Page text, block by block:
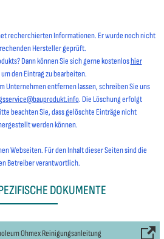
recherchierten Informationen. Er wurde noch nicht
Hersteller geprüft.
Dann können Sie sich gerne kostenloshier
den Eintrag zu bearbeiten.
Unternehmen entfernen lassen, schreiben Sie uns
. Die Löschung erfolgt
beachten Sie, dass gelöschte Einträge nicht
werden können.
Webseiten. Für den Inhalt dieser Seiten sind die
Betreiber verantwortlich.
DOKUMENTE
Ohmex Reinigungsanleitung